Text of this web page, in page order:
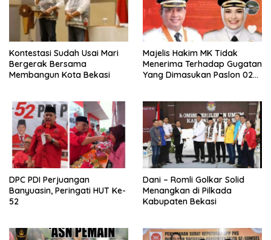
Kontestasi Sudah Usai Mari
Bergerak Bersama
Membangun Kota Bekasi
Majelis Hakim MK Tidak
Menerima Terhadap Gugatan
Yang Dimasukan Paslon 02
DPC PDI Perjuangan
Banyuasin, Peringati HUT Ke-
52
Dani – Romli Golkar Solid
Menangkan di Pilkada
Kabupaten Bekasi